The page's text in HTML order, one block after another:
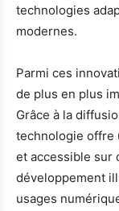
technologies
modernes.
Parmi ces
de plus en plus
Grâce à la
technologie offre
et accessible sur
développement
usages